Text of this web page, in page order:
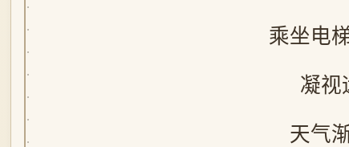
乘坐电
凝视
天气